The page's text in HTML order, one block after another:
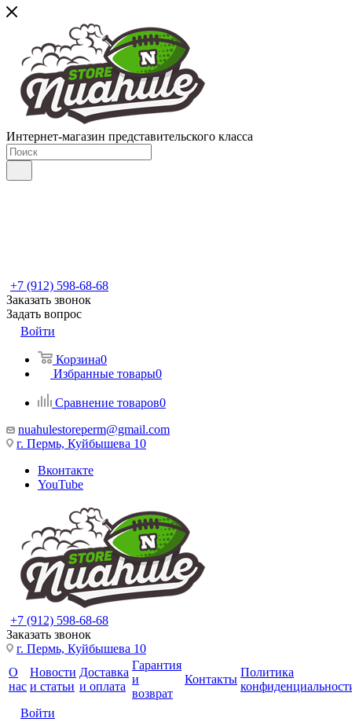
Интернет-магазин представительского класса
+7 (912) 598-68-68
Заказать звонок
Задать вопрос
Войти
Корзина0
Избранные товары0
Сравнение товаров0
nuahulestoreperm@gmail.com
г. Пермь, Куйбышева 10
Вконтакте
YouTube
+7 (912) 598-68-68
Заказать звонок
г. Пермь, Куйбышева 10
О
нас
Новости
и статьи
Доставка
и оплата
Гарантия
и
возврат
Контакты
Политика
Войти